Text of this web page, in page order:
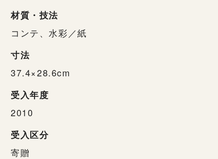
材質・技法
コンテ、水彩／紙
寸法
37.4×28.6cm
受入年度
2010
受入区分
寄贈